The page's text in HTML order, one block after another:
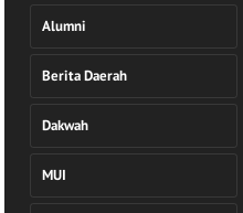
Alumni
Berita Daerah
Dakwah
MUI